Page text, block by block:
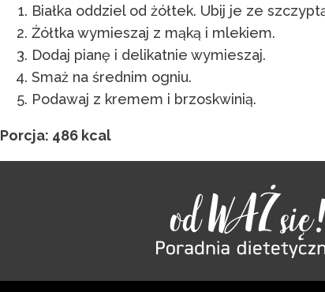
Białka oddziel od żółtek. Ubij je ze
Żółtka wymieszaj z mąką i mlekiem.
Dodaj pianę i delikatnie wymieszaj.
Smaż na średnim ogniu.
Podawaj z kremem i brzoskwinią.
Porcja: 486 kcal